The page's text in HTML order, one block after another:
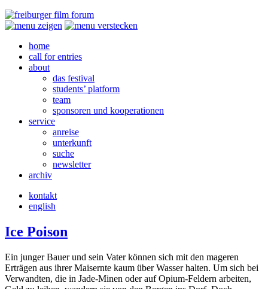
home
call for entries
about
das festival
students’ platform
team
sponsoren und kooperationen
service
anreise
unterkunft
suche
newsletter
archiv
kontakt
english
Ice Poison
Ein junger Bauer und sein Vater können sich mit den mageren
Erträgen aus ihrer Maisernte kaum über Wasser halten. Um sich bei
Verwandten, die in Jade-Minen oder auf Opium-Feldern arbeiten,